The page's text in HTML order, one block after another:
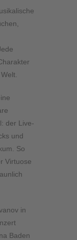
der Live-
und
So
Virtuose
in
Baden